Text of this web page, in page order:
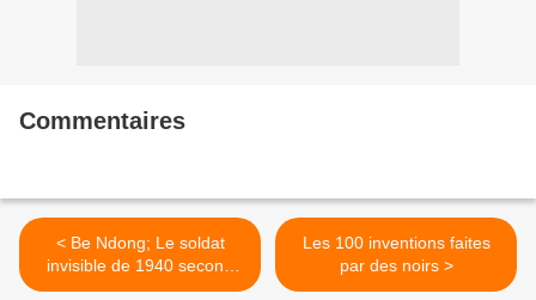
Commentaires
< Be Ndong; Le soldat
invisible de 1940 second
guerre mondiale
Les 100 inventions faites
par des noirs >